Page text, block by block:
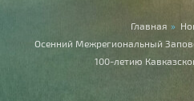
Вы здесь Главная »
Осенний Межрегиональный
100-летию